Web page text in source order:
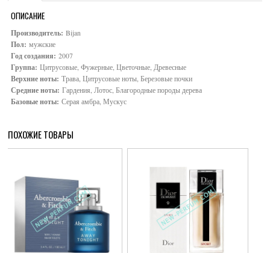
ОПИСАНИЕ
Производитель: Bijan
Пол: мужские
Год создания:2007
Группа:Цитрусовые, Фужерные, Цветочные, Древесные
Верхние ноты:Трава, Цитрусовые ноты, Березовые почки
Средние ноты:Гардения, Лотос, Благородные породы дерева
Базовые ноты:Серая амбра, Мускус
ПОХОЖИЕ ТОВАРЫ